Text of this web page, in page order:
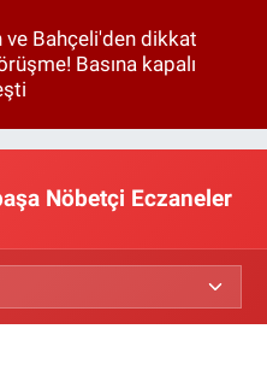
ve Bahçeli'den dikkat
Basına kapalı
Nöbetçi Eczaneler